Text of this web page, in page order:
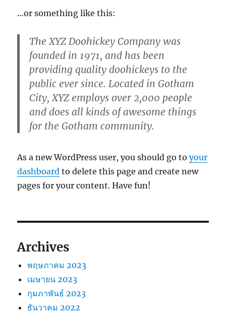
…or something like this:
The XYZ Doohickey Company was
founded in 1971, and has been
providing quality doohickeys to the
public ever since. Located in Gotham
City, XYZ employs over 2,000 people
and does all kinds of awesome things
for the Gotham community.
As a new WordPress user, you should go toyour
dashboard to delete this page and create new
pages for your content. Have fun!
Archives
พฤษภาคม 2023
เมษายน 2023
กุมภาพันธ์ 2023
ธันวาคม 2022